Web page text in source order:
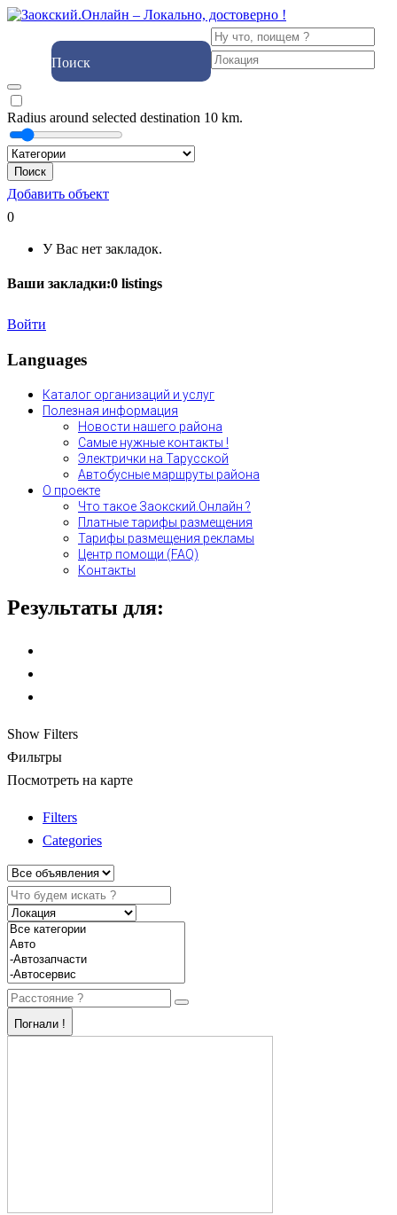
Поиск
Radius around selected destination 10 km.
Поиск
Добавить объект
0
У Вас нет закладок.
Ваши закладки:0 listings
Войти
Languages
Каталог организаций и услуг
Полезная информация
Новости нашего района
Самые нужные контакты !
Электрички на Тарусской
Автобусные маршруты района
О проекте
Что такое Заокский.Онлайн ?
Платные тарифы размещения
Тарифы размещения рекламы
Центр помощи (FAQ)
Контакты
Результаты для:
Show Filters
Фильтры
Посмотреть на карте
Filters
Categories
Погнали !